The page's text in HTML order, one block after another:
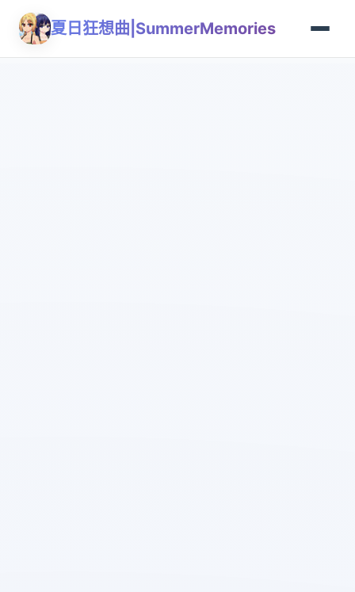
夏日狂想曲|SummerMemories